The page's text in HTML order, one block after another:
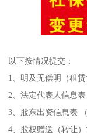
以下按情况提交：
1、明及无偿明（租赁
2、法定代表人信息
3、股东出资信息表
4、股权赠送（转让